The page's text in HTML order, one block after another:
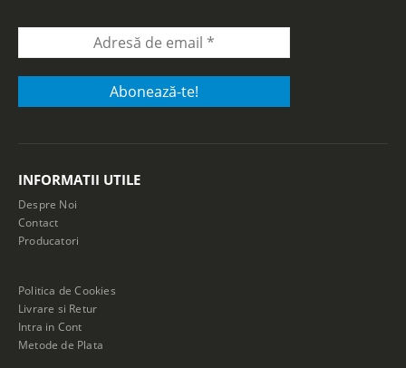
INFORMATII UTILE
Despre Noi
Contact
Producatori
Politica de Cookies
Livrare si Retur
Intra in Cont
Metode de Plata